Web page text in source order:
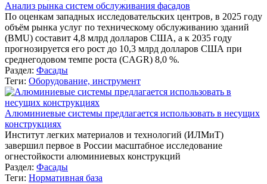
Анализ рынка систем обслуживания фасадов
По оценкам западных исследовательских центров, в 2025 году
объём рынка услуг по техническому обслуживанию зданий
(BMU) составит 4,8 млрд долларов США, а к 2035 году
прогнозируется его рост до 10,3 млрд долларов США при
среднегодовом темпе роста (CAGR) 8,0 %.
Раздел: Фасады
Теги: Оборудование, инструмент
Алюминиевые системы предлагается использовать в несущих
конструкциях
Институт легких материалов и технологий (ИЛМиТ)
завершил первое в России масштабное исследование
огнестойкости алюминиевых конструкций
Раздел: Фасады
Теги: Нормативная база